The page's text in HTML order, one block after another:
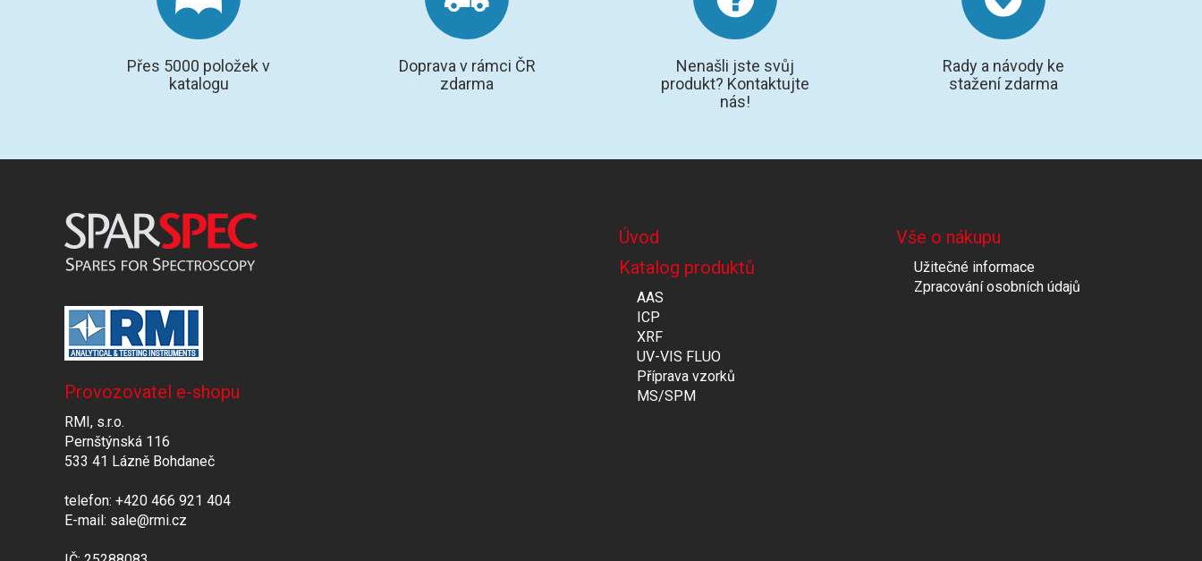
Přes 5000 položek v
katalogu
Doprava v rámci ČR
zdarma
Nenašli jste svůj
produkt? Kontaktujte
nás!
Rady a návody ke
stažení zdarma
Provozovatel e-shopu
RMI, s.r.o.
Pernštýnská 116
533 41 Lázně Bohdaneč
telefon: +420 466 921 404
E-mail: sale@rmi.cz
Úvod
Katalog produktů
AAS
ICP
XRF
UV-VIS FLUO
Příprava vzorků
MS/SPM
Vše o nákupu
Užitečné informace
Zpracování osobních údajů